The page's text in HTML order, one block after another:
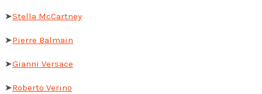
➤Stella McCartney
➤Pierre Balmain
➤Gianni Versace
➤Roberto Verino